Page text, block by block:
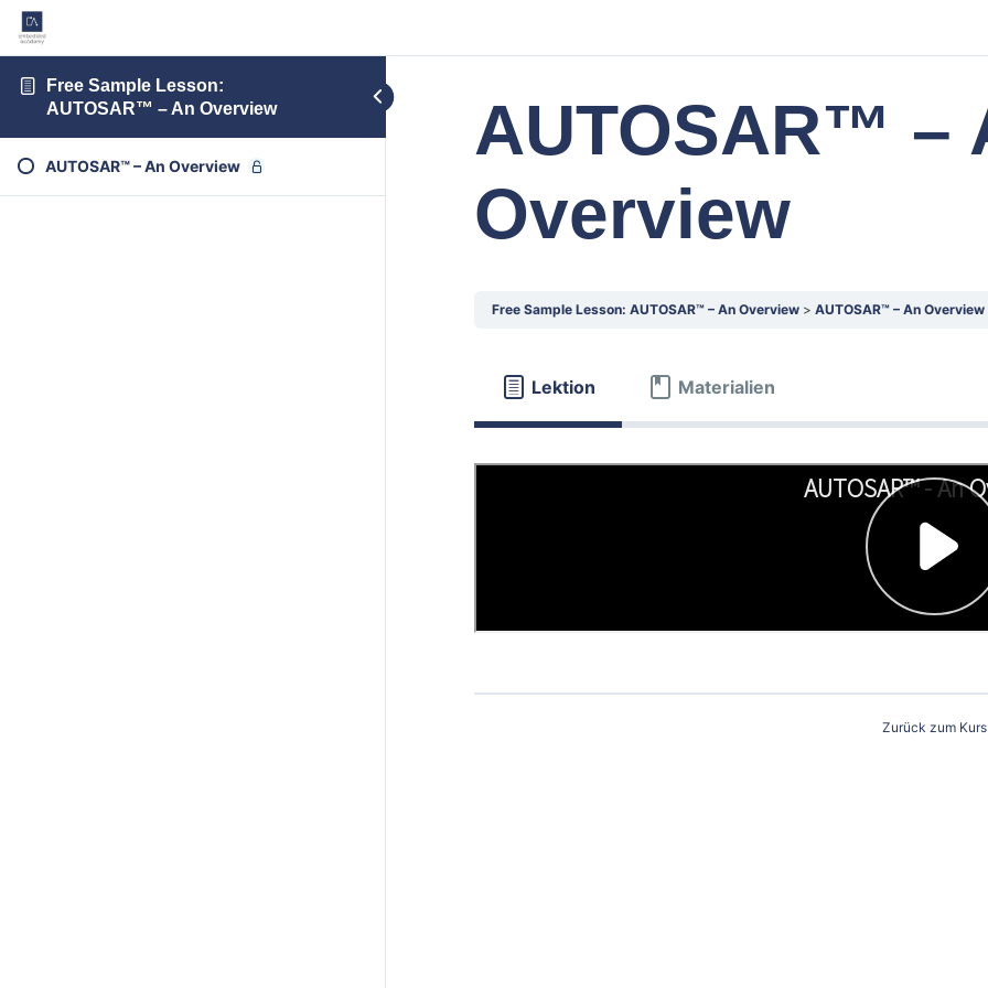
Free Sample Lesson:
AUTOSAR™ – An Overview
AUTOSAR™ – An Overview
AUTOSAR™ –
Overview
Free Sample Lesson: AUTOSAR™ – An Overview AUTOSAR™ – An Overview
Lektion Materialien
Zurück zum Kurs